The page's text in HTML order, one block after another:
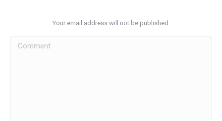
Your email address will not be published.
Comment